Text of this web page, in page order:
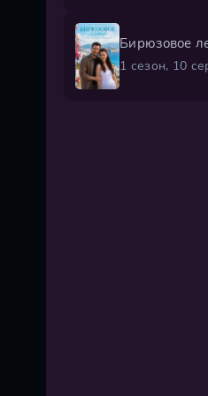
Бирюзовое
1 сезон, 10